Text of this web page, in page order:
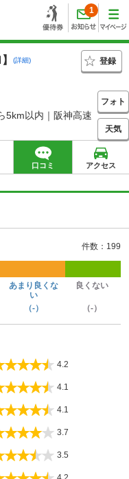
1
(詳細)
登録
5km以内｜阪神高速
フォト
天気
口コミ アクセス
件数：199
あまり良くな
い
良くない
（-） （-）
4.2
4.1
4.1
3.7
3.5